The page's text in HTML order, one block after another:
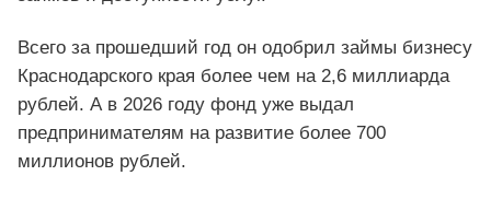
Всего за прошедший год он одобрил займы бизнесу
Краснодарского края более чем на 2,6 миллиарда
рублей. А в 2026 году фонд уже выдал
предпринимателям на развитие более 700
миллионов рублей.